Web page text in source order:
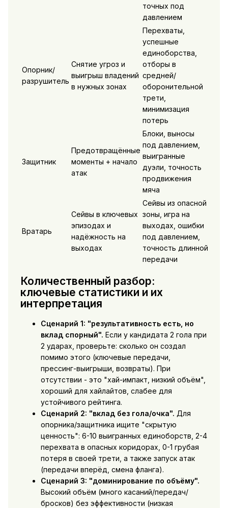
точных под
давлением
Опорник/
разрушитель
Снятие угроз и
выигрыш владений
в нужных зонах
Перехваты,
успешные
единоборства,
отборы в
средней/
оборонительной
трети,
минимизация
потерь
Защитник
Предотвращённые
моменты + начало
атак
Блоки, выносы
под давлением,
выигранные
дуэли, точность
продвижения
мяча
Вратарь
Сейвы в ключевых
эпизодах и
надёжность на
выходах
Сейвы из опасной
зоны, игра на
выходах, ошибки
под давлением,
точность длинной
передачи
Количественный разбор:
ключевые статистики и их
интерпретация
Сценарий 1: "результативность есть, но
вклад спорный". Если у кандидата 2 гола при
2 ударах, проверьте: сколько он создал
помимо этого (ключевые передачи,
прессинг-выигрыши, возвраты). При
отсутствии - это "хай-импакт, низкий объём",
хороший для хайлайтов, слабее для
устойчивого рейтинга.
Сценарий 2: "вклад без гола/очка". Для
опорника/защитника ищите "скрытую
ценность": 6-10 выигранных единоборств, 2-4
перехвата в опасных коридорах, 0-1 грубая
потеря в своей трети, а также запуск атак
(передачи вперёд, смена фланга).
Сценарий 3: "доминирование по объёму".
Высокий объём (много касаний/передач/
бросков) без эффективности (низкая